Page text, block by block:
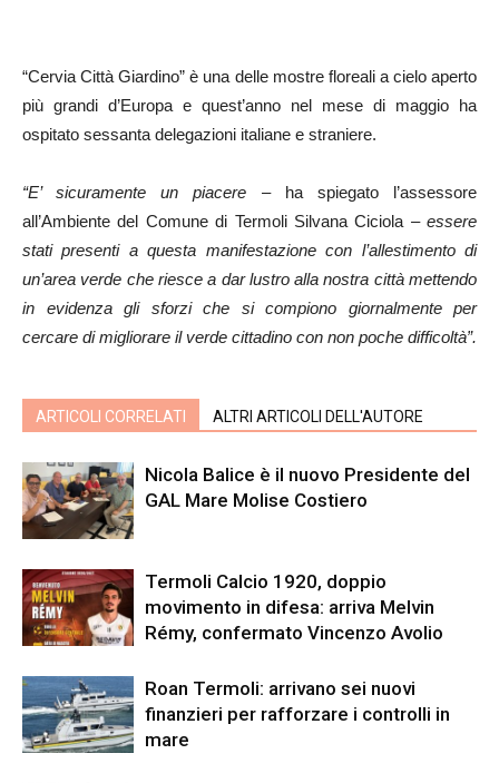
“Cervia Città Giardino” è una delle mostre floreali a cielo aperto
più grandi d’Europa e quest’anno nel mese di maggio ha
ospitato sessanta delegazioni italiane e straniere.
“E’ sicuramente un piacere – ha spiegato l’assessore
all’Ambiente del Comune di Termoli Silvana Ciciola – essere
stati presenti a questa manifestazione con l’allestimento di
un’area verde che riesce a dar lustro alla nostra città mettendo
in evidenza gli sforzi che si compiono giornalmente per
cercare di migliorare il verde cittadino con non poche difficoltà”.
ARTICOLI CORRELATI ALTRI ARTICOLI DELL'AUTORE
Nicola Balice è il nuovo Presidente del
GAL Mare Molise Costiero
Termoli Calcio 1920, doppio
movimento in difesa: arriva Melvin
Rémy, confermato Vincenzo Avolio
Roan Termoli: arrivano sei nuovi
finanzieri per rafforzare i controlli in
mare